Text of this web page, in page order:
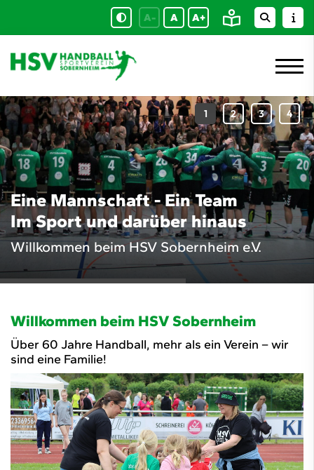
A- A A+
Eine Mannschaft - Ein Team
Im Sport und darüber hinaus
Willkommen beim HSV Sobernheim e.V.
Willkommen beim HSV Sobernheim
Über 60 Jahre Handball, mehr als ein Verein – wir
sind eine Familie!